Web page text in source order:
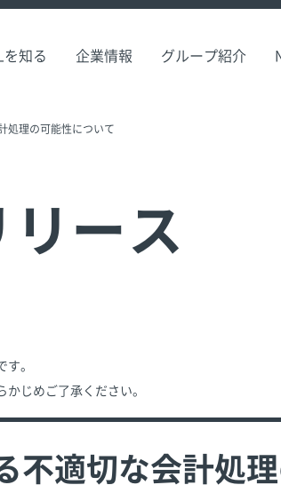
を知る 企業情報 グループ紹介
処理の可能性について
ース
す。
じめご了承ください。
不適切な会計処